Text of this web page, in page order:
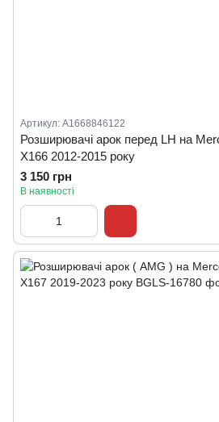
Артикул: A1668846122
Розширювачі арок перед LH на
X166 2012-2015 року
3 150 грн
В наявності